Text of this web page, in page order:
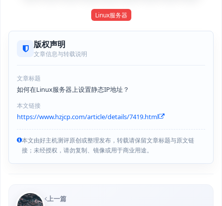
Linux服务器
版权声明
文章信息与转载说明
文章标题
如何在Linux服务器上设置静态IP地址？
本文链接
https://www.hzjcp.com/article/details/7419.html
本文由好主机测评原创或整理发布，转载请保留文章标题与原文链
接；未经授权，请勿复制、镜像或用于商业用途。
上一篇